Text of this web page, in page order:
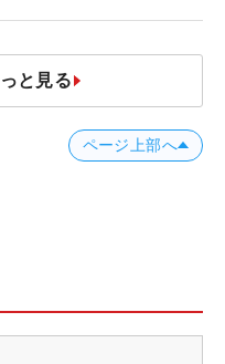
と見る
ページ上部へ